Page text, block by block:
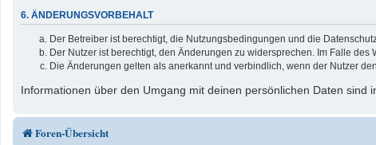
6. ÄNDERUNGSVORBEHALT
Der Betreiber ist berechtigt, die Nutzungsbedingungen und die
Der Nutzer ist berechtigt, den Änderungen zu widersprechen. Im Falle
Die Änderungen gelten als anerkannt und verbindlich, wenn der Nutzer
Informationen über den Umgang mit deinen persönlichen Daten sind
Foren-Übersicht